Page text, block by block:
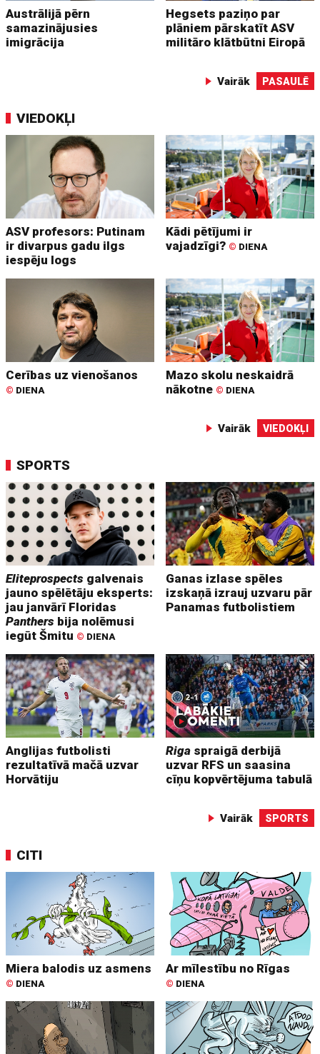
Austrālijā pērn
samazinājusies
imigrācija
Hegsets paziņo par
plāniem pārskatīt ASV
militāro klātbūtni Eiropā
Vairāk PASAULĒ
VIEDOKĻI
ASV profesors: Putinam
ir divarpus gadu ilgs
iespēju logs
Kādi pētījumi ir
vajadzīgi? © DIENA
Cerības uz vienošanos
© DIENA
Mazo skolu neskaidrā
nākotne © DIENA
Vairāk VIEDOKĻI
SPORTS
Eliteprospects galvenais
jauno spēlētāju eksperts:
jau janvārī Floridas
Panthers bija nolēmusi
iegūt Šmitu © DIENA
Ganas izlase spēles
izskaņā izrauj uzvaru pār
Panamas futbolistiem
Anglijas futbolisti
rezultatīvā mačā uzvar
Horvātiju
Riga spraigā derbijā
uzvar RFS un saasina
cīņu kopvērtējuma tabulā
Vairāk SPORTS
CITI
Miera balodis uz asmens
© DIENA
Ar mīlestību no Rīgas
© DIENA